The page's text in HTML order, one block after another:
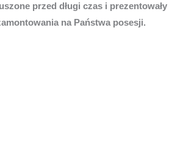
przed długi czas i prezentowały
na Państwa posesji.